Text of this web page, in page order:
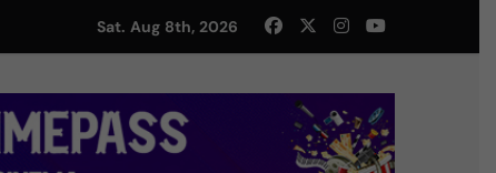
Sat. Aug 8th, 2026